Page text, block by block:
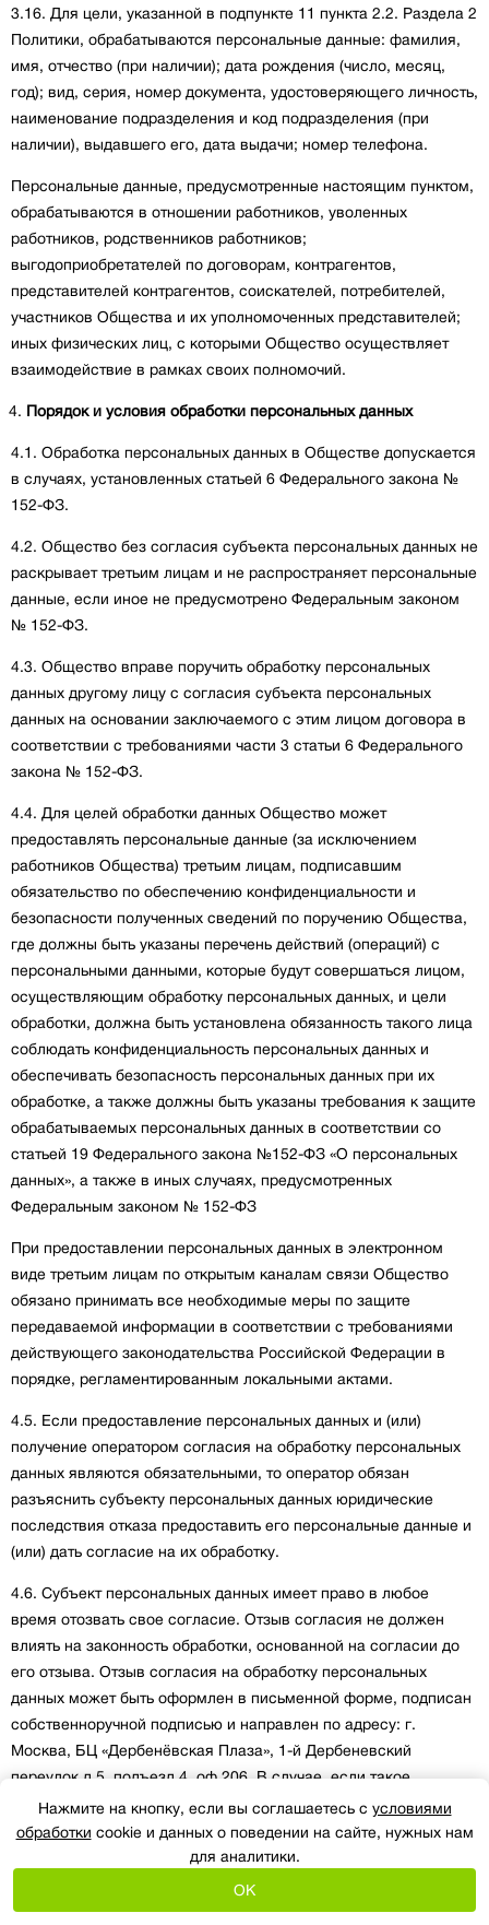
3.16. Для цели, указанной в подпункте 11 пункта 2.2. Раздела 2
Политики, обрабатываются персональные данные: фамилия,
имя, отчество (при наличии); дата рождения (число, месяц,
год); вид, серия, номер документа, удостоверяющего личность,
наименование подразделения и код подразделения (при
наличии), выдавшего его, дата выдачи; номер телефона.
Персональные данные, предусмотренные настоящим пунктом,
обрабатываются в отношении работников, уволенных
работников, родственников работников;
выгодоприобретателей по договорам, контрагентов,
представителей контрагентов, соискателей, потребителей,
участников Общества и их уполномоченных представителей;
иных физических лиц, с которыми Общество осуществляет
взаимодействие в рамках своих полномочий.
Порядок и условия обработки персональных данных
4.1. Обработка персональных данных в Обществе допускается
в случаях, установленных статьей 6 Федерального закона №
152-ФЗ.
4.2. Общество без согласия субъекта персональных данных не
раскрывает третьим лицам и не распространяет персональные
данные, если иное не предусмотрено Федеральным законом
№ 152-ФЗ.
4.3. Общество вправе поручить обработку персональных
данных другому лицу с согласия субъекта персональных
данных на основании заключаемого с этим лицом договора в
соответствии с требованиями части 3 статьи 6 Федерального
закона № 152-ФЗ.
4.4. Для целей обработки данных Общество может
предоставлять персональные данные (за исключением
работников Общества) третьим лицам, подписавшим
обязательство по обеспечению конфиденциальности и
безопасности полученных сведений по поручению Общества,
где должны быть указаны перечень действий (операций) с
персональными данными, которые будут совершаться лицом,
осуществляющим обработку персональных данных, и цели
обработки, должна быть установлена обязанность такого лица
соблюдать конфиденциальность персональных данных и
обеспечивать безопасность персональных данных при их
обработке, а также должны быть указаны требования к защите
обрабатываемых персональных данных в соответствии со
статьей 19 Федерального закона №152-ФЗ «О персональных
данных», а также в иных случаях, предусмотренных
Федеральным законом № 152-ФЗ
При предоставлении персональных данных в электронном
виде третьим лицам по открытым каналам связи Общество
обязано принимать все необходимые меры по защите
передаваемой информации в соответствии с требованиями
действующего законодательства Российской Федерации в
порядке, регламентированным локальными актами.
4.5. Если предоставление персональных данных и (или)
получение оператором согласия на обработку персональных
данных являются обязательными, то оператор обязан
разъяснить субъекту персональных данных юридические
последствия отказа предоставить его персональные данные и
(или) дать согласие на их обработку.
4.6. Субъект персональных данных имеет право в любое
время отозвать свое согласие. Отзыв согласия не должен
влиять на законность обработки, основанной на согласии до
его отзыва. Отзыв согласия на обработку персональных
данных может быть оформлен в письменной форме, подписан
собственноручной подписью и направлен по адресу: г.
Москва, БЦ «Дербенёвская Плаза», 1-й Дербеневский
переулок д.5, подъезд 4, оф.206. В случае, если такое
согласие получено на сайте или в мобильном приложении, то
процедура отзыва согласия аналогична процедуре
предоставления согласия - отзыв согласия на обработку
персональных данных может быть направлен путем
направления отзыва согласия на адрес электронной почты:
Нажмите на кнопку, если вы соглашаетесь с условиями
обработки cookie и данных о поведении на сайте, нужных нам
для аналитики.
OK